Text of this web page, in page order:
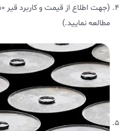
(جهت اطلاع از قیمت و کاربرد قیر 40/50 مقاله
مطالعه نمایید.)